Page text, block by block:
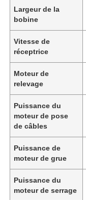
Largeur de la
bobine
Vitesse de
réceptrice
Moteur de
relevage
Puissance du
moteur de pose
de câbles
Puissance de
moteur de grue
Puissance du
moteur de serrage